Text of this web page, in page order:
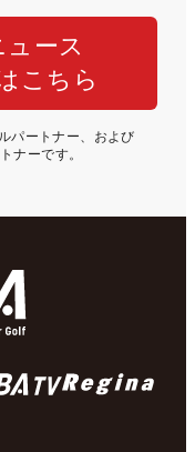
ース
こちら
パートナー、および
ナーです。